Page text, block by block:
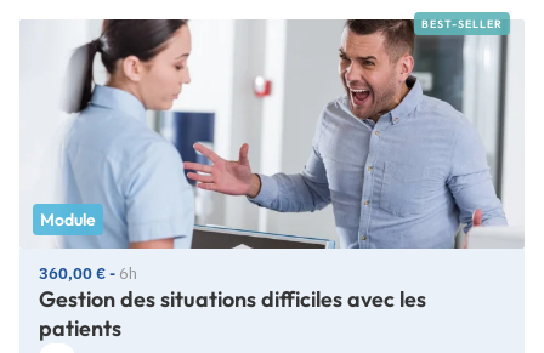
BEST-SELLER
Module
360,00 € - 6h
Gestion des situations difficiles avec les
patients